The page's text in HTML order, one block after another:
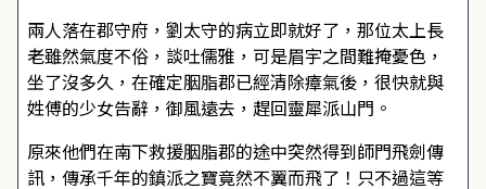
兩人落在郡守府，劉太守的病立即就好了，那位太上長
老雖然氣度不俗，談吐儒雅，可是眉宇之間難掩憂色，
坐了沒多久，在確定胭脂郡已經清除瘴氣後，很快就與
姓傅的少女告辭，御風遠去，趕回靈犀派山門。
原來他們在南下救援胭脂郡的途中突然得到師門飛劍傳
訊，傳承千年的鎮派之寶竟然不翼而飛了！只不過這等